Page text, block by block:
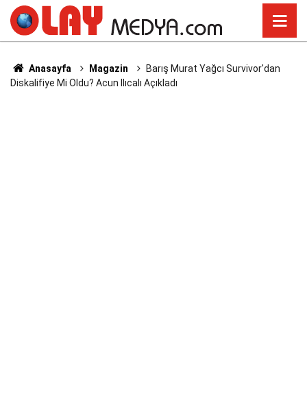
Anasayfa Magazin
Barış Murat Yağcı Survivor'dan
Diskalifiye Mi Oldu? Acun Ilıcalı Açıkladı